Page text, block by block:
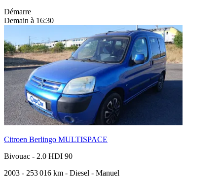
Démarre
Demain à 16:30
Citroen Berlingo MULTISPACE
Bivouac - 2.0 HDI 90
2003 - 253 016 km - Diesel - Manuel